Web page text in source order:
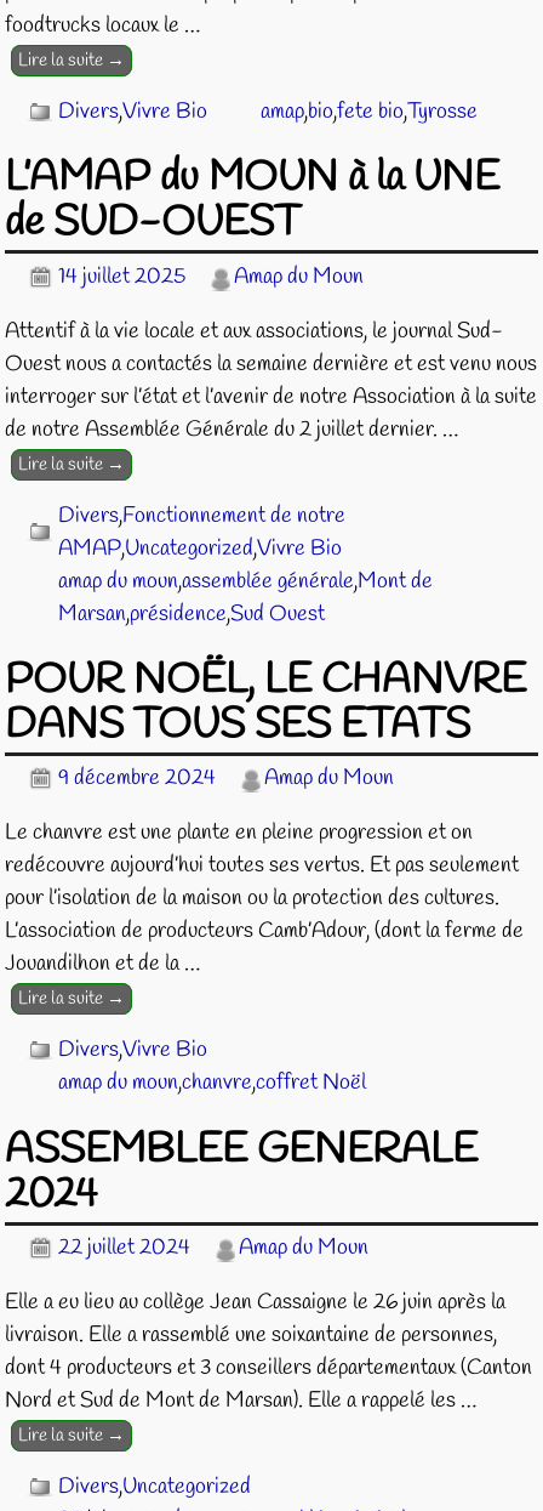
foodtrucks locaux le …
Lire la suite →
Divers,Vivre Bio amap,bio,fete bio,Tyrosse
L’AMAP du MOUN à la UNE
de SUD-OUEST
14 juillet 2025
Amap du Moun
Attentif à la vie locale et aux associations, le journal Sud-
Ouest nous a contactés la semaine dernière et est venu nous
interroger sur l’état et l’avenir de notre Association à la suite
de notre Assemblée Générale du 2 juillet dernier. …
Lire la suite →
Divers,Fonctionnement de notre
AMAP,Uncategorized,Vivre Bio
amap du moun,assemblée générale,Mont de
Marsan,présidence,Sud Ouest
POUR NOËL, LE CHANVRE
DANS TOUS SES ETATS
9 décembre 2024
Amap du Moun
Le chanvre est une plante en pleine progression et on
redécouvre aujourd’hui toutes ses vertus. Et pas seulement
pour l’isolation de la maison ou la protection des cultures.
L’association de producteurs Camb’Adour, (dont la ferme de
Jouandilhon et de la…
Lire la suite →
Divers,Vivre Bio
amap du moun,chanvre,coffret Noël
ASSEMBLEE GENERALE
2024
22 juillet 2024
Amap du Moun
Elle a eu lieu au collège Jean Cassaigne le 26 juin après la
livraison. Elle a rassemblé une soixantaine de personnes,
dont 4 producteurs et 3 conseillers départementaux (Canton
Nord et Sud de Mont de Marsan). Elle a rappelé les …
Lire la suite →
Divers,Uncategorized